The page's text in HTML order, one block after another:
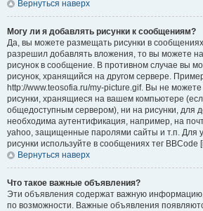
Вернуться наверх
Могу ли я добавлять рисунки к сообщениям?
Да, вы можете размещать рисунки в
разрешил добавлять вложения, то вы можете
рисунок в сообщение. В противном случае вы
рисунок, хранящийся на другом сервере.
http://www.teosofia.ru/my-picture.gif. Вы не можете
рисунки, хранящиеся на вашем компьютере
общедоступным сервером), ни на рисунки, для
необходима аутентификация, например, на
yahoo, защищенные паролями сайты и т.п. Для
рисунки используйте в сообщениях тег BBCode
Вернуться наверх
Что такое важные объявления?
Эти объявления содержат важную
по возможности. Важные объявления